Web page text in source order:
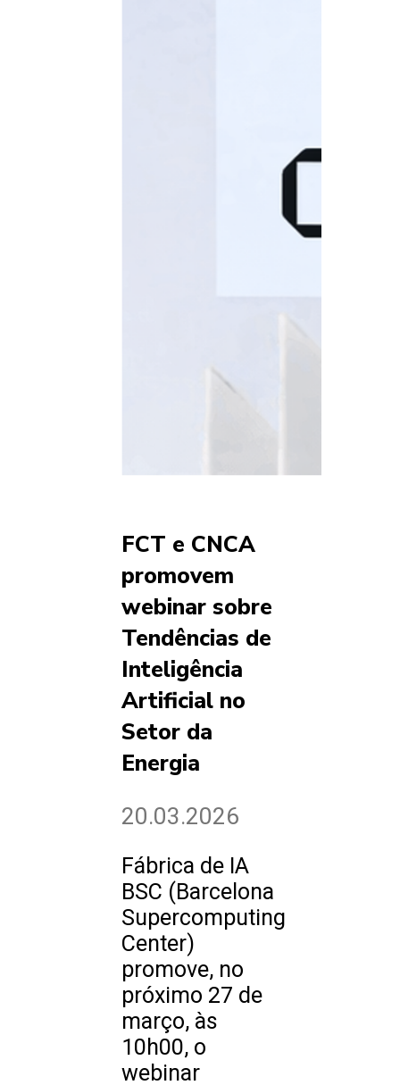
FCT e CNCA
promovem
webinar sobre
Tendências de
Inteligência
Artificial no
Setor da
Energia
20.03.2026
Fábrica de IA
BSC (Barcelona
Supercomputing
Center)
promove, no
próximo 27 de
março, às
10h00, o
webinar